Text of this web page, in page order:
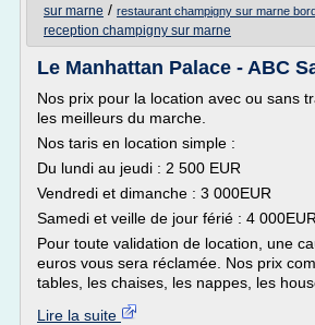
sur marne / restaurant champigny sur marne
reception champigny sur marne
Le Manhattan Palace - ABC
Nos prix pour la location avec ou sans
les meilleurs du marche.
Nos taris en location simple :
Du lundi au jeudi : 2 500 EUR
Vendredi et dimanche : 3 000EUR
Samedi et veille de jour férié : 4 000EUR
Pour toute validation de location, une
euros vous sera réclamée. Nos prix
tables, les chaises, les nappes, les
Lire la suite